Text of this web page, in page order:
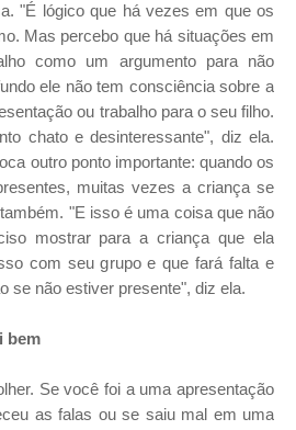
"É lógico que há vezes em que os
Mas percebo que há situações em
como um argumento para não
ele não tem consciência sobre a
ou trabalho para o seu filho.
chato e desinteressante", diz ela.
outro ponto importante: quando os
muitas vezes a criança se
"E isso é uma coisa que não
mostrar para a criança que ela
com seu grupo e que fará falta e
se não estiver presente", diz ela.
bem
Se você foi a uma apresentação
as falas ou se saiu mal em uma